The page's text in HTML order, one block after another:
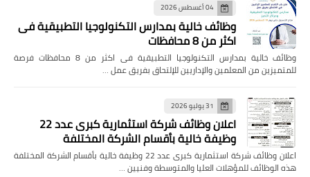
04 أغسطس 2026
وظائف خالية بمدارس التكنولوجيا التطبيقية فى
اكثر من 8 محافظات
وظائف خالية بمدارس التكنولوجيا التطبيقية فى اكثر من 8 محافظات فرصة
للمتميزين من المعلمين والإداريين للإلتحاق بفريق عمل …
31 يوليو 2026
اعلان وظائف شركة استثمارية كبرى عدد 22
وظيفة خالية بأقسام الشركة المختلفة
اعلان وظائف شركة استثمارية كبرى عدد 22 وظيفة خالية بأقسام الشركة المختلفة
هذه الوظائف للمؤهلات العليا والمتوسطة وفنيين …